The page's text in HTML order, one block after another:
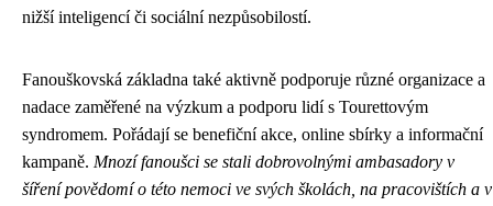
nižší inteligencí či sociální nezpůsobilostí.
Fanouškovská základna také aktivně podporuje různé organizace a
nadace zaměřené na výzkum a podporu lidí s Tourettovým
syndromem. Pořádají se benefiční akce, online sbírky a informační
kampaně. Mnozí fanoušci se stali dobrovolnými ambasadory v
šíření povědomí o této nemoci ve svých školách, na pracovištích a v